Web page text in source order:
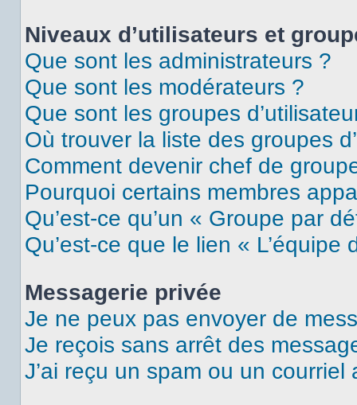
Niveaux d’utilisateurs et
Que sont les administrateurs ?
Que sont les modérateurs ?
Que sont les groupes
Où trouver la liste des groupes
Comment devenir chef de
Pourquoi certains membres
Qu’est-ce qu’un « Groupe par
Qu’est-ce que le lien « L’équipe
Messagerie privée
Je ne peux pas envoyer de
Je reçois sans arrêt des
J’ai reçu un spam ou un